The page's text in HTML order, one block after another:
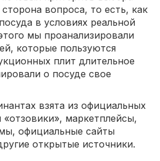
сторона вопроса, то есть, как
в условиях реальной
мы проанализировали
которые пользуются
плит длительное
о посуде свое
взята из официальных
«отзовики», маркетплейсы,
официальные сайты
открытые источники.